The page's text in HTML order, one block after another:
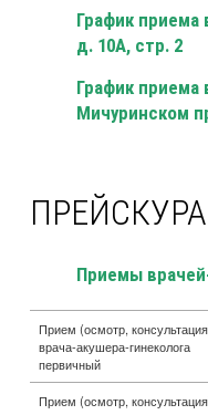
График приема
д. 10А, стр. 2
График приема
Мичуринском
Приемы
Прием (осмотр,
врача-акушера-гинеколога
первичный
Прием (осмотр,